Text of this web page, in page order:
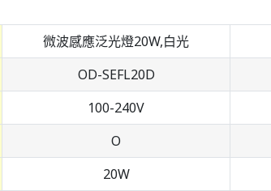
微波感應泛光燈20W,白光
OD-SEFL20D
100-240V
O
20W